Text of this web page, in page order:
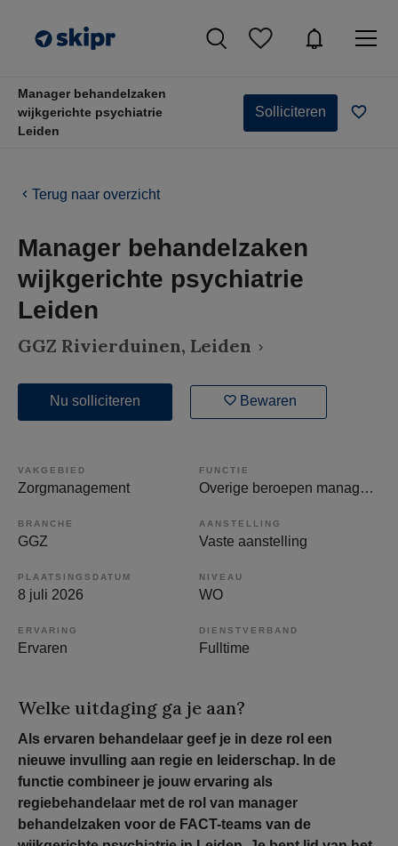
Manager behandelzaken
wijkgerichte psychiatrie
Leiden
Solliciteren
Terug naar overzicht
Manager behandelzaken
wijkgerichte psychiatrie
Leiden
GGZ Rivierduinen, Leiden
Nu solliciteren Bewaren
VAKGEBIED
Zorgmanagement
FUNCTIE
Overige beroepen management
BRANCHE
GGZ
AANSTELLING
Vaste aanstelling
PLAATSINGSDATUM
8 juli 2026
NIVEAU
WO
ERVARING
Ervaren
DIENSTVERBAND
Fulltime
Welke uitdaging ga je aan?
Als ervaren behandelaar geef je in deze rol een
nieuwe invulling aan regie en leiderschap. In de
functie combineer je jouw ervaring als
regiebehandelaar met de rol van manager
behandelzaken voor de FACT-teams van de